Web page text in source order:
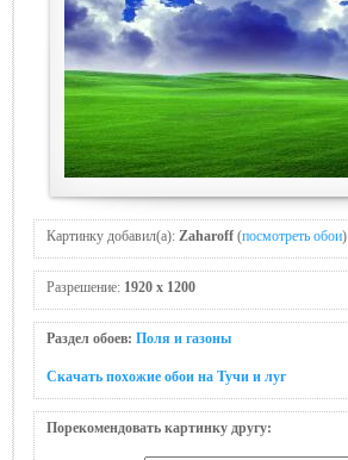
Картинку добавил(а): Zaharoff (посмотреть обои)
Разрешение: 1920 x 1200
Раздел обоев: Поля и газоны
Скачать похожие обои на Тучи и луг
Порекомендовать картинку другу: